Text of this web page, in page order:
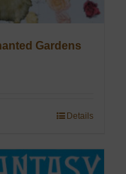
Gardens
Details